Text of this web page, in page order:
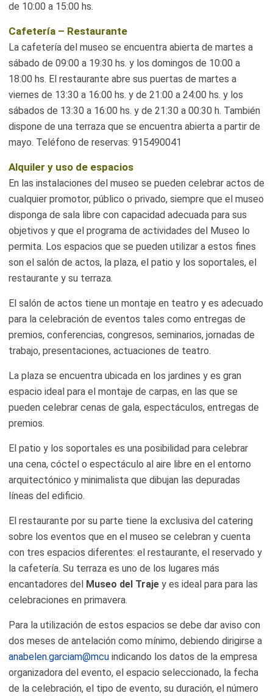
de 10:00 a 15:00 hs.
Cafetería – Restaurante
La cafetería del museo se encuentra abierta de martes a
sábado de 09:00 a 19:30 hs. y los domingos de 10:00 a
18:00 hs. El restaurante abre sus puertas de martes a
viernes de 13:30 a 16:00 hs. y de 21:00 a 24:00 hs. y los
sábados de 13:30 a 16:00 hs. y de 21:30 a 00:30 h. También
dispone de una terraza que se encuentra abierta a partir de
mayo. Teléfono de reservas: 915490041
Alquiler y uso de espacios
En las instalaciones del museo se pueden celebrar actos de
cualquier promotor, público o privado, siempre que el museo
disponga de sala libre con capacidad adecuada para sus
objetivos y que el programa de actividades del Museo lo
permita. Los espacios que se pueden utilizar a estos fines
son el salón de actos, la plaza, el patio y los soportales, el
restaurante y su terraza.
El salón de actos tiene un montaje en teatro y es adecuado
para la celebración de eventos tales como entregas de
premios, conferencias, congresos, seminarios, jornadas de
trabajo, presentaciones, actuaciones de teatro.
La plaza se encuentra ubicada en los jardines y es gran
espacio ideal para el montaje de carpas, en las que se
pueden celebrar cenas de gala, espectáculos, entregas de
premios.
El patio y los soportales es una posibilidad para celebrar
una cena, cóctel o espectáculo al aire libre en el entorno
arquitectónico y minimalista que dibujan las depuradas
líneas del edificio.
El restaurante por su parte tiene la exclusiva del catering
sobre los eventos que en el museo se celebran y cuenta
con tres espacios diferentes: el restaurante, el reservado y
la cafetería. Su terraza es uno de los lugares más
encantadores del
Museo del Traje y es ideal para para las
celebraciones en primavera.
Para la utilización de estos espacios se debe dar aviso con
dos meses de antelación como mínimo, debiendo dirigirse a
anabelen.garciam@mcu indicando los datos de la empresa
organizadora del evento, el espacio seleccionado, la fecha
de la celebración, el tipo de evento, su duración, el número